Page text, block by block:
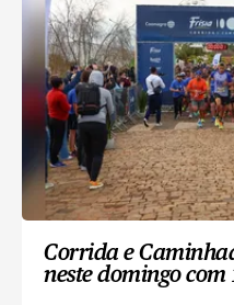
Corrida e
neste domingo